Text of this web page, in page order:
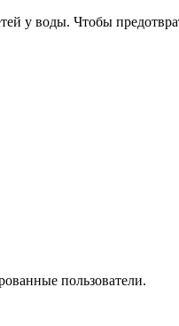
у воды. Чтобы
пользователи.